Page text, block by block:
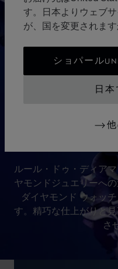
す。日本よりウェブ
が、国を変更されます
ショパール
日本
コ
ルール・ドゥ・ディア
ヤモンドジュエリーへ
ダイヤモンド ウォッ
す。精巧な仕上がりと
さ